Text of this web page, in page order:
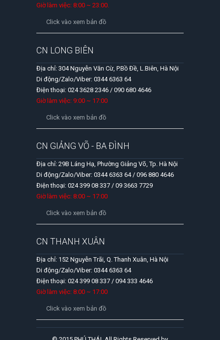
Giờ làm việc: 8:00 ~ 23:00.
Click vào xem bản đồ
CN LONG BIÊN
Địa chỉ: 304 Nguyễn Văn Cừ, P.Bồ Đề, L.Biên, Hà Nội
Di động/Zalo/Viber: 0344 6363 64
Điện thoại: 024 3628 2346 / 090 680 4646
Giờ làm việc: 9:00 ~ 17:00
Click vào xem bản đồ
CN GIẢNG VÕ - BA ĐÌNH
Địa chỉ: 29B Láng Hạ, Phường Giảng Võ, Tp. Hà Nội
Di động/Zalo/Viber: 0344 6363 64 / 096 880 4646
Điện thoại: 024 399 08 337 / 09 3663 7729
Giờ làm việc: 8:00 ~ 17:00
Click vào xem bản đồ
CN THANH XUÂN
Địa chỉ: 152 Nguyễn Trãi, Q. Thanh Xuân, Hà Nội
Di động/Zalo/Viber: 0344 6363 64
Điện thoại: 024 399 08 337 / 094 333 4646
Giờ làm việc: 8:00 ~ 17:00
Click vào xem bản đồ